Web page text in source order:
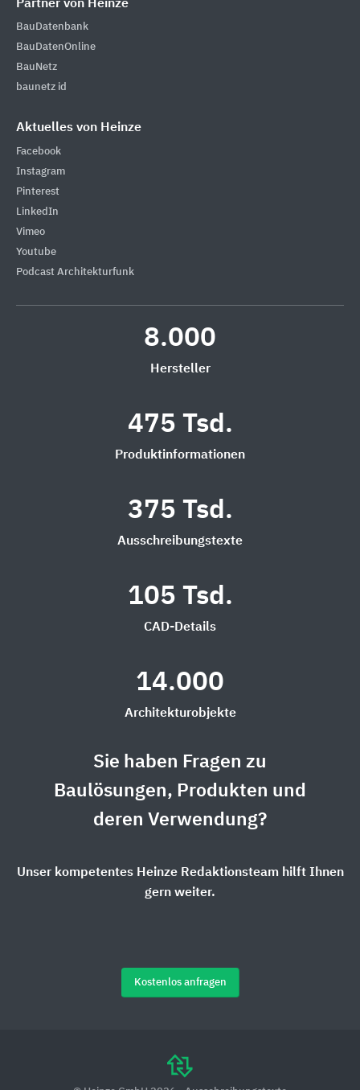
Partner von Heinze
BauDatenbank
BauDatenOnline
BauNetz
baunetz id
Aktuelles von Heinze
Facebook
Instagram
Pinterest
LinkedIn
Vimeo
Youtube
Podcast Architekturfunk
8.000
Hersteller
475 Tsd.
Produktinformationen
375 Tsd.
Ausschreibungstexte
105 Tsd.
CAD-Details
14.000
Architekturobjekte
Sie haben Fragen zu
Baulösungen, Produkten und
deren Verwendung?
Unser kompetentes Heinze Redaktionsteam hilft Ihnen
gern weiter.
Kostenlos anfragen